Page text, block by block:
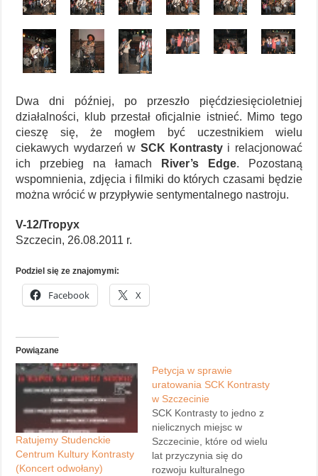
Dwa dni później, po przeszło pięćdziesięcioletniej
działalności, klub przestał oficjalnie istnieć. Mimo tego
cieszę się, że mogłem być uczestnikiem wielu
ciekawych wydarzeń w SCK Kontrastyi relacjonować
ich przebieg na łamach
River’s Edge. Pozostaną
wspomnienia, zdjęcia i filmiki do których czasami będzie
można wrócić w przypływie sentymentalnego nastroju.
V-12/Tropyx
Szczecin, 26.08.2011 r.
Podziel się ze znajomymi:
Facebook X
Powiązane
Ratujemy Studenckie
Centrum Kultury Kontrasty
(Koncert odwołany)
Petycja w sprawie
uratowania SCK Kontrasty
w Szczecinie
SCK Kontrasty to jedno z
nielicznych miejsc w
Szczecinie, które od wielu
lat przyczynia się do
rozwoju kulturalnego